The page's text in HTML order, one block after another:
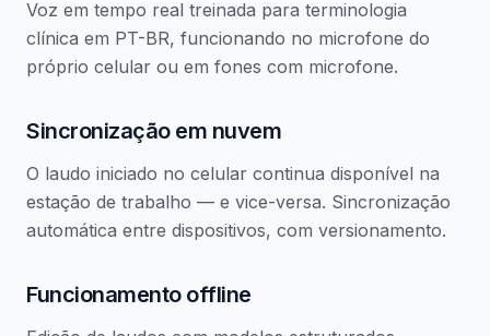
Voz em tempo real treinada para terminologia
clínica em PT-BR, funcionando no microfone do
próprio celular ou em fones com microfone.
Sincronização em nuvem
O laudo iniciado no celular continua disponível na
estação de trabalho — e vice-versa. Sincronização
automática entre dispositivos, com versionamento.
Funcionamento offline